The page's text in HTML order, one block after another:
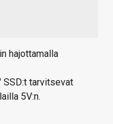
hajottamalla
SSD:t tarvitsevat
5V:n.